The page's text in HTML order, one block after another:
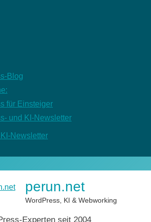
Blog
für Einsteiger
und KI-Newsletter
Newsletter
perun.net
WordPress, KI & Webworking
Experten seit 2004